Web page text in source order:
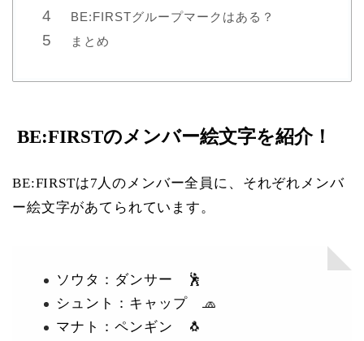
BE:FIRSTグループマークはある？
まとめ
BE:FIRSTのメンバー絵文字を紹介！
BE:FIRSTは7人のメンバー全員に、それぞれメンバ
ー絵文字があてられています。
ソウタ：ダンサー 🕺
シュント：キャップ 🧢
マナト：ペンギン 🐧